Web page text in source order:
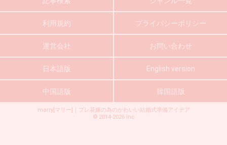
利用規約 プライバシーポリシー
運営会社 お問い合わせ
日本語版 English version
中国語版 韓国語版
marry[マリー]｜プレ花嫁の為のかわいい結婚式準備アイデア
© 2014-2026 Inc